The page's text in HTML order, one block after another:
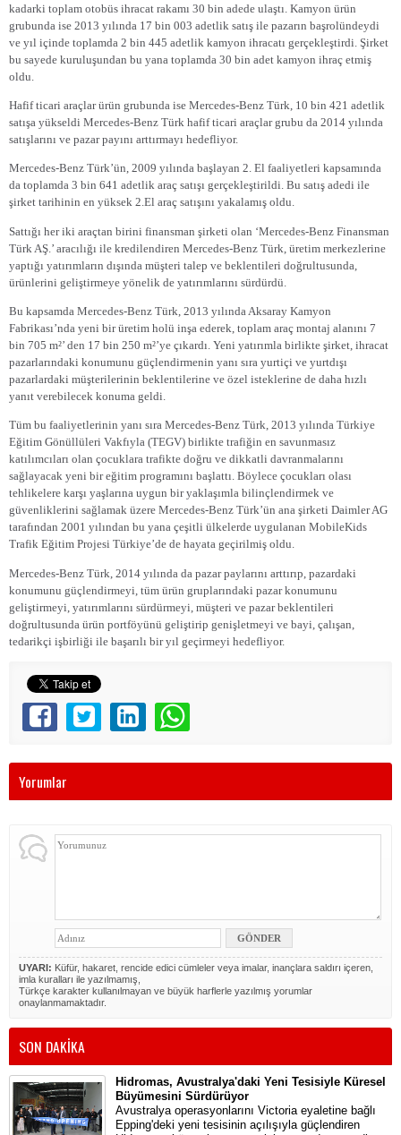
kadarki toplam otobüs ihracat rakamı 30 bin adede ulaştı. Kamyon ürün
grubunda ise 2013 yılında 17 bin 003 adetlik satış ile pazarın başrolündeydi
ve yıl içinde toplamda 2 bin 445 adetlik kamyon ihracatı gerçekleştirdi. Şirket
bu sayede kuruluşundan bu yana toplamda 30 bin adet kamyon ihraç etmiş
oldu.
Hafif ticari araçlar ürün grubunda ise Mercedes-Benz Türk, 10 bin 421 adetlik
satışa yükseldi Mercedes-Benz Türk hafif ticari araçlar grubu da 2014 yılında
satışlarını ve pazar payını arttırmayı hedefliyor.
Mercedes-Benz Türk’ün, 2009 yılında başlayan 2. El faaliyetleri kapsamında
da toplamda 3 bin 641 adetlik araç satışı gerçekleştirildi. Bu satış adedi ile
şirket tarihinin en yüksek 2.El araç satışını yakalamış oldu.
Sattığı her iki araçtan birini finansman şirketi olan ‘Mercedes-Benz Finansman
Türk AŞ.’ aracılığı ile kredilendiren Mercedes-Benz Türk, üretim merkezlerine
yaptığı yatırımların dışında müşteri talep ve beklentileri doğrultusunda,
ürünlerini geliştirmeye yönelik de yatırımlarını sürdürdü.
Bu kapsamda Mercedes-Benz Türk, 2013 yılında Aksaray Kamyon
Fabrikası’nda yeni bir üretim holü inşa ederek, toplam araç montaj alanını 7
bin 705 m²’ den 17 bin 250 m²’ye çıkardı. Yeni yatırımla birlikte şirket, ihracat
pazarlarındaki konumunu güçlendirmenin yanı sıra yurtiçi ve yurtdışı
pazarlardaki müşterilerinin beklentilerine ve özel isteklerine de daha hızlı
yanıt verebilecek konuma geldi.
Tüm bu faaliyetlerinin yanı sıra Mercedes-Benz Türk, 2013 yılında Türkiye
Eğitim Gönüllüleri Vakfıyla (TEGV) birlikte trafiğin en savunmasız
katılımcıları olan çocuklara trafikte doğru ve dikkatli davranmalarını
sağlayacak yeni bir eğitim programını başlattı. Böylece çocukları olası
tehlikelere karşı yaşlarına uygun bir yaklaşımla bilinçlendirmek ve
güvenliklerini sağlamak üzere Mercedes-Benz Türk’ün ana şirketi Daimler AG
tarafından 2001 yılından bu yana çeşitli ülkelerde uygulanan MobileKids
Trafik Eğitim Projesi Türkiye’de de hayata geçirilmiş oldu.
Mercedes-Benz Türk, 2014 yılında da pazar paylarını arttırıp, pazardaki
konumunu güçlendirmeyi, tüm ürün gruplarındaki pazar konumunu
geliştirmeyi, yatırımlarını sürdürmeyi, müşteri ve pazar beklentileri
doğrultusunda ürün portföyünü geliştirip genişletmeyi ve bayi, çalışan,
tedarikçi işbirliği ile başarılı bir yıl geçirmeyi hedefliyor.
Yorumlar
UYARI: Küfür, hakaret, rencide edici cümleler veya imalar, inançlara saldırı içeren,
imla kuralları ile yazılmamış,
Türkçe karakter kullanılmayan ve büyük harflerle yazılmış yorumlar
onaylanmamaktadır.
SON DAKİKA
Hidromas, Avustralya'daki Yeni Tesisiyle Küresel
Büyümesini Sürdürüyor
Avustralya operasyonlarını Victoria eyaletine bağlı
Epping'deki yeni tesisinin açılışıyla güçlendiren